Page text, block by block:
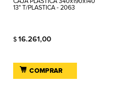
13" T/PLASTICA - 2063
$ 16.261,00
COMPRAR